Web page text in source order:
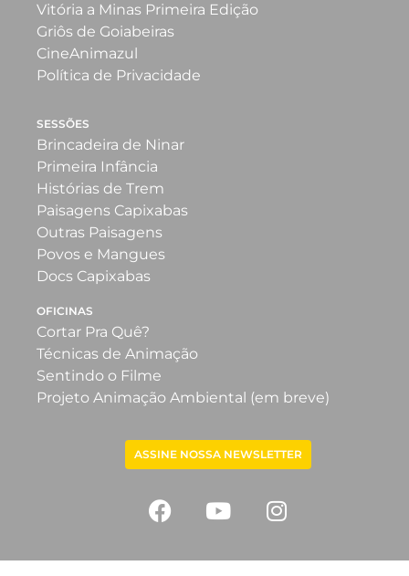
Vitória a Minas Primeira Edição
Griôs de Goiabeiras
CineAnimazul
Política de Privacidade
SESSÕES
Brincadeira de Ninar
Primeira Infância
Histórias de Trem
Paisagens Capixabas
Outras Paisagens
Povos e Mangues
Docs Capixabas
OFICINAS
Cortar Pra Quê?
Técnicas de Animação
Sentindo o Filme
Projeto Animação Ambiental (em breve)
ASSINE NOSSA NEWSLETTER